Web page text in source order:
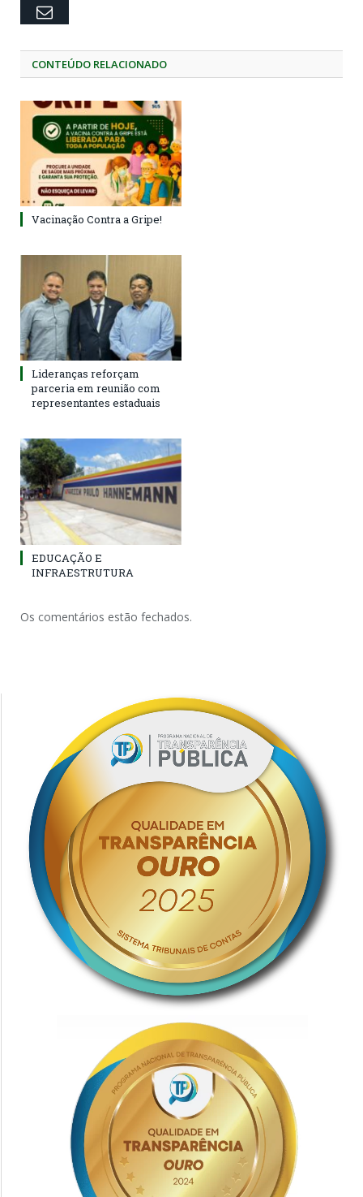
Email
CONTEÚDO RELACIONADO
Vacinação Contra a Gripe!
Lideranças reforçam
parceria em reunião com
representantes estaduais
EDUCAÇÃO E
INFRAESTRUTURA
Os comentários estão fechados.